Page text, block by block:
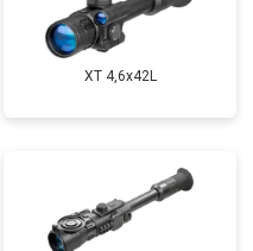
XT 4,6x42L